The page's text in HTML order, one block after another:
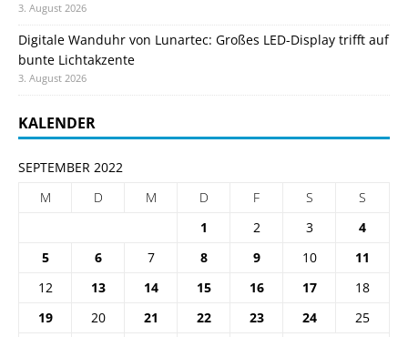
3. August 2026
Digitale Wanduhr von Lunartec: Großes LED-Display trifft auf
bunte Lichtakzente
3. August 2026
KALENDER
SEPTEMBER 2022
M
D M D F S
S
1
2 3
4
5
6 7 8 9 10
11
12
13 14 15 16 17
18
19
20 21 22 23 24 25